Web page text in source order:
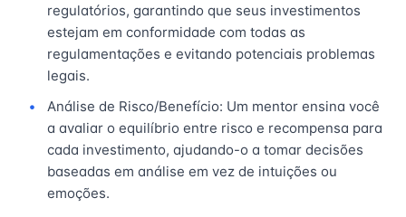
regulatórios, garantindo que seus investimentos
estejam em conformidade com todas as
regulamentações e evitando potenciais problemas
legais.
Análise de Risco/Benefício: Um mentor ensina você
a avaliar o equilíbrio entre risco e recompensa para
cada investimento, ajudando-o a tomar decisões
baseadas em análise em vez de intuições ou
emoções.